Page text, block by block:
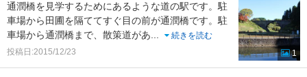
通潤橋を見学するためにあるような道の駅です。駐
車場から田圃を隔ててすぐ目の前が通潤橋です。駐
車場から通潤橋まで、散策道があ...
続きを読む
投稿日:2015/12/23
1